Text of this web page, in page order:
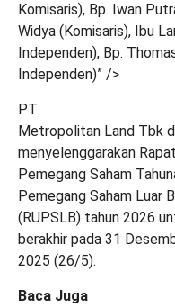
Komisaris), Bp. Iwan
Widya (Komisaris), Ibu
Independen), Bp.
Independen)” />
PT
Metropolitan Land Tbk
menyelenggarakan
Pemegang Saham
Pemegang Saham Luar
(RUPSLB) tahun 2026
berakhir pada 31
2025 (26/5).
Baca Juga